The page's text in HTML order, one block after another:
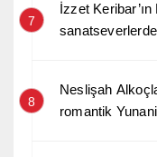
7
İzzet
8
Neslişah
romantik